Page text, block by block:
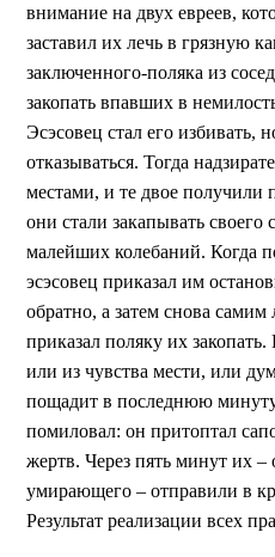
внимание на двух евреев,
заставил их лечь в грязную
заключенного-поляка из
закопать впавших в
Эсэсовец стал его избивать,
отказываться. Тогда
местами, и те двое получили
они стали закапывать своего
малейших колебаний. Когда
эсэсовец приказал им
обратно, а затем снова самим
приказал поляку их
или из чувства мести, или
пощадит в последнюю
помиловал: он притоптал
жертв. Через пять минут их –
умирающего – отправили в
Результат реализации всех